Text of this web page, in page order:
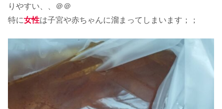
りやすい、、＠＠
特に女性は子宮や赤ちゃんに溜まってしまいます；；